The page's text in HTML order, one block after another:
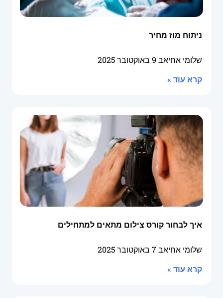
ניתוח מוז מחיר
שלומי אחיאב 9 באוקטובר 2025
קרא עוד »
איך לבחור קורס צילום מתאים למתחילים
שלומי אחיאב7 באוקטובר 2025
קרא עוד »